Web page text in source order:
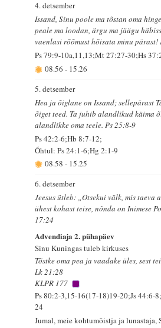
4. detsember
Issand, Sinu poole ma tõstan oma
peale ma loodan, ärgu ma jäägu
vaenlasi rõõmust hõisata minu pärast!
Ps 79:9-10a,11,13;Mt 27:27-30;Hs
08.56- 15.26
5. detsember
Hea ja õiglane on Issand; sellepärast
õiget teed. Ta juhib alandlikud käima
alandlikke oma teele. Ps 25:8-9
Ps 42:2-6;Hb 8:7-12;
Õhtul: Ps 24:1-6;Hg 2:1-9
08.58- 15.25
6. detsember
Jeesus ütleb: „Otsekui välk, mis taeva
ühest kohast teise, nõnda on Inimese
17:24
Advendiaja 2. pühapäev
Sinu Kuningas tuleb kirkuses
Tõstke oma pea ja vaadake üles, sest
Lk 21:28
KLPR 177
Ps 80:2-3,15-16(17-18)19-20;Js 44:6-
24
Jumal, meie kohtumõistja ja lunastaja,